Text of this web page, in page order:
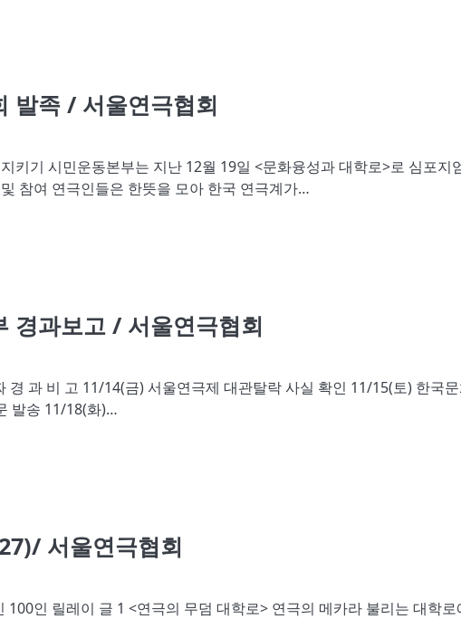
발족 / 서울연극협회
키기 시민운동본부는 지난 12월 19일 <문화융성과 대학로>로 심포지
참여 연극인들은 한뜻을 모아 한국 연극계가…
경과보고 / 서울연극협회
과 비 고 11/14(금) 서울연극제 대관탈락 사실 확인 11/15(토) 한국
발송 11/18(화)…
서울연극협회
인 릴레이 글 1 <연극의 무덤 대학로> 연극의 메카라 불리는 대학로